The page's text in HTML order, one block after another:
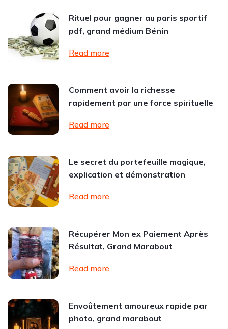
Rituel pour gagner au paris sportif
pdf, grand médium Bénin
Read more
Comment avoir la richesse
rapidement par une force spirituelle
Read more
Le secret du portefeuille magique,
explication et démonstration
Read more
Récupérer Mon ex Paiement Après
Résultat, Grand Marabout
Read more
Envoûtement amoureux rapide par
photo, grand marabout